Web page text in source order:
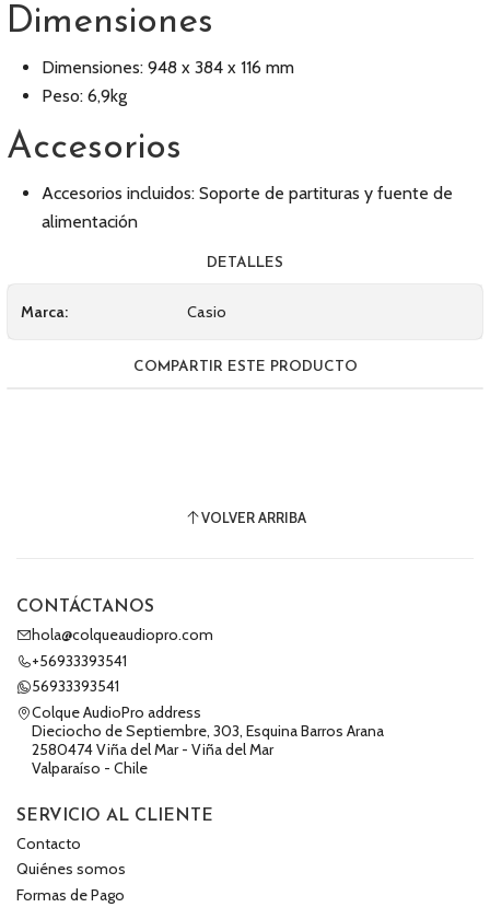
Dimensiones
Dimensiones: 948 x 384 x 116 mm
Peso: 6,9kg
Accesorios
Accesorios incluidos: Soporte de partituras y fuente de
alimentación
DETALLES
Marca: Casio
COMPARTIR ESTE PRODUCTO
VOLVER ARRIBA
CONTÁCTANOS
hola@colqueaudiopro.com
+56933393541
56933393541
Colque AudioPro address
Dieciocho de Septiembre, 303, Esquina Barros Arana
2580474 Viña del Mar - Viña del Mar
Valparaíso - Chile
SERVICIO AL CLIENTE
Contacto
Quiénes somos
Formas de Pago